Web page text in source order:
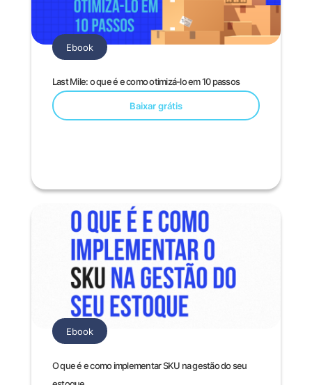
Last Mile: o que é e como otimizá-lo em 10 passos
Baixar grátis
Ebook
O que é e como implementar SKU na gestão do seu
Ebook